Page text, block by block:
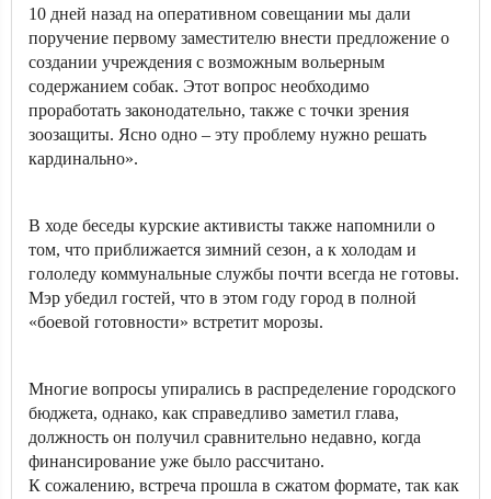
10 дней назад на оперативном совещании мы дали
поручение первому заместителю внести предложение о
создании учреждения с возможным вольерным
содержанием собак. Этот вопрос необходимо
проработать законодательно, также с точки зрения
зоозащиты. Ясно одно – эту проблему нужно решать
кардинально».
В ходе беседы курские активисты также напомнили о
том, что приближается зимний сезон, а к холодам и
гололеду коммунальные службы почти всегда не готовы.
Мэр убедил гостей, что в этом году город в полной
«боевой готовности» встретит морозы.
Многие вопросы упирались в распределение городского
бюджета, однако, как справедливо заметил глава,
должность он получил сравнительно недавно, когда
финансирование уже было рассчитано.
К сожалению, встреча прошла в сжатом формате, так как